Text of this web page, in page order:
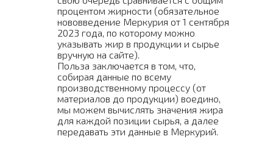
процентом жирности (обязательное
нововведение Меркурия от 1 сентября
2023 года, по которому можно
указывать жир в продукции и сырье
вручную на сайте).
Польза заключается в том, что,
собирая данные по всему
производственному процессу (от
материалов до продукции) воедино,
мы можем вычислять значения жира
для каждой позиции сырья, а далее
передавать эти данные в Меркурий.